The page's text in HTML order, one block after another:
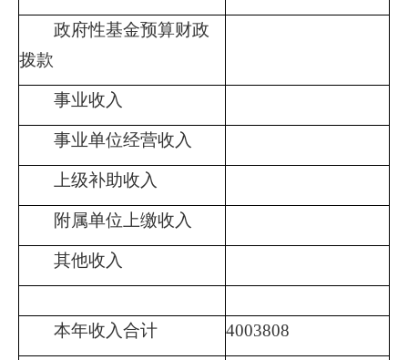
政府性基金预算财政
拨款
事业收入
事业单位经营收入
上级补助收入
附属单位上缴收入
其他收入
本年收入合计 4003808